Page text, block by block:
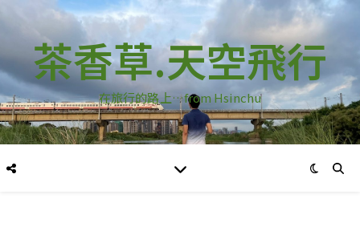
茶香草.天空飛行
在旅行的路上…from Hsinchu